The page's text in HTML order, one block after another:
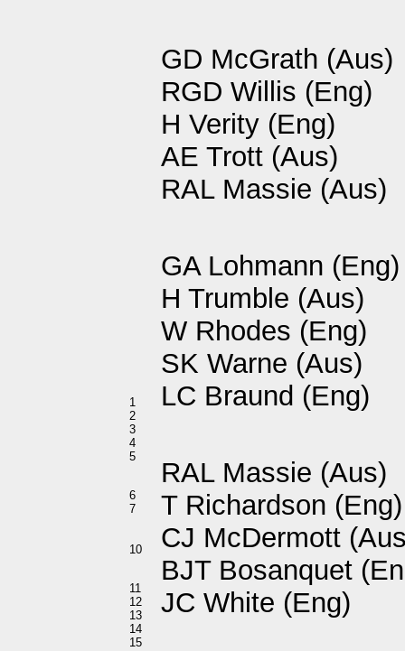
1
2
3
4
5
6
7
10
11
12
13
14
15
GD McGrath (Aus)
RGD Willis (Eng)
H Verity (Eng)
AE Trott (Aus)
RAL Massie (Aus)
GA Lohmann (Eng)
H Trumble (Aus)
W Rhodes (Eng)
SK Warne (Aus)
LC Braund (Eng)
RAL Massie (Aus)
T Richardson (Eng)
CJ McDermott
BJT Bosanquet
JC White (Eng)